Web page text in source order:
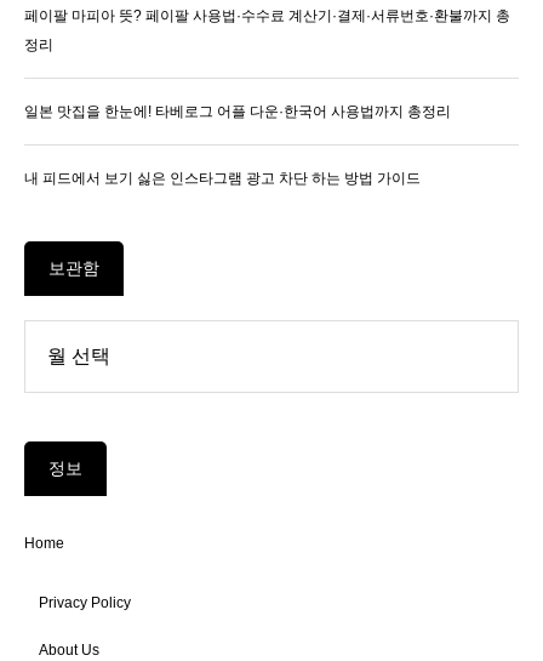
페이팔 마피아 뜻? 페이팔 사용법·수수료 계산기·결제·서류번호·환불까지 총
정리
일본 맛집을 한눈에! 타베로그 어플 다운·한국어 사용법까지 총정리
내 피드에서 보기 싫은 인스타그램 광고 차단 하는 방법 가이드
보관함
정보
Home
Privacy Policy
About Us